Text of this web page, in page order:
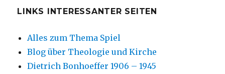
LINKS INTERESSANTER SEITEN
Alles zum Thema Spiel
Blog über Theologie und Kirche
Dietrich Bonhoeffer 1906 – 1945